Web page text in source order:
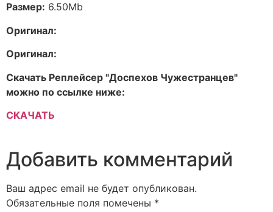
Размер: 6.50Mb
Оригинал:
Оригинал:
Скачать Реплейсер "Доспехов Чужестранцев"
можно по ссылке ниже:
СКАЧАТЬ
Добавить комментарий
Ваш адрес email не будет опубликован.
Обязательные поля помечены *